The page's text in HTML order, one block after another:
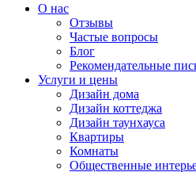
О нас
Отзывы
Частые вопросы
Блог
Рекомендательные
Услуги и цены
Дизайн дома
Дизайн коттеджа
Дизайн таунхауса
Квартиры
Комнаты
Общественные